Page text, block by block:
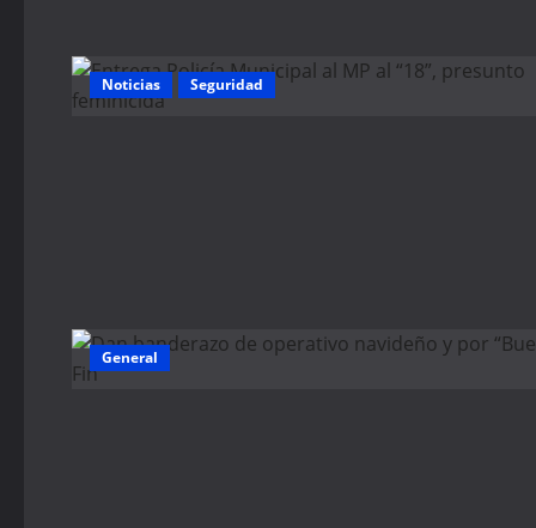
Noticias Seguridad
General